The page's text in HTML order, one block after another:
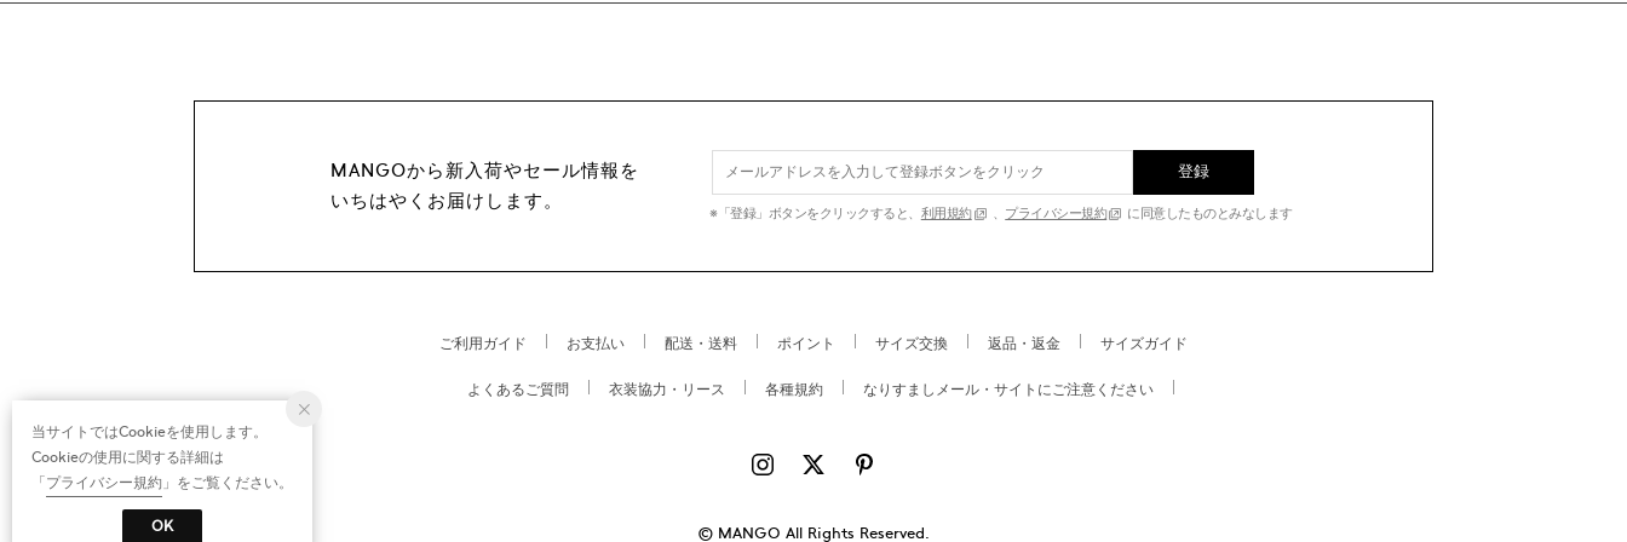
MANGOから新入荷やセール情報を
いちはやくお届けします。
登録
※「登録」ボタンをクリックすると、 利用規約 、 プライバシー規約 に同意したものとみなします
ご利用ガイド お支払い 配送・送料 ポイント サイズ交換 返品・返金 サイズガイド
よくあるご質問 衣装協力・リース 各種規約 なりすましメール・サイトにご注意ください
© MANGO All Rights Reserved.
当サイトではCookieを使用します。
Cookieの使用に関する詳細は
「プライバシー規約 」をご覧ください。
OK